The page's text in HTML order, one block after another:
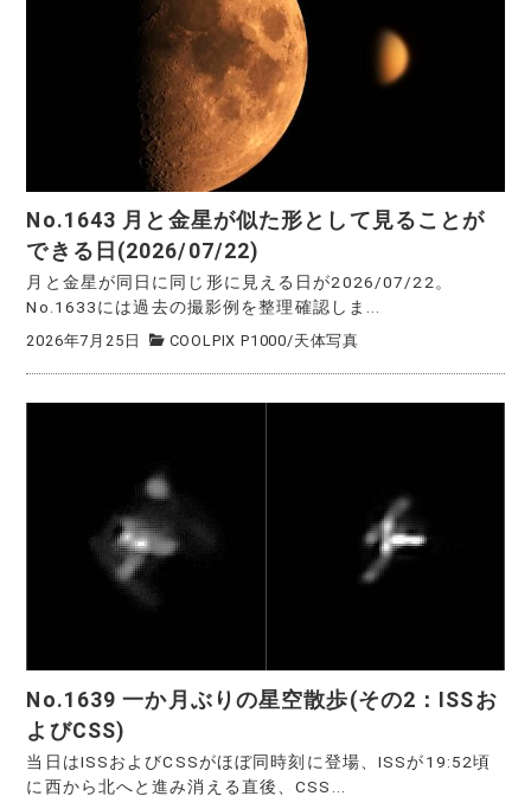
No.1643 月と金星が似た形として見ることが
できる日(2026/07/22)
月と金星が同日に同じ形に見える日が2026/07/22。
No.1633には過去の撮影例を整理確認しま...
2026年7月25日 COOLPIX P1000/天体写真
No.1639 一か月ぶりの星空散歩(その2：ISSお
よびCSS)
当日はISSおよびCSSがほぼ同時刻に登場、ISSが19:52頃
に西から北へと進み消える直後、CSS...